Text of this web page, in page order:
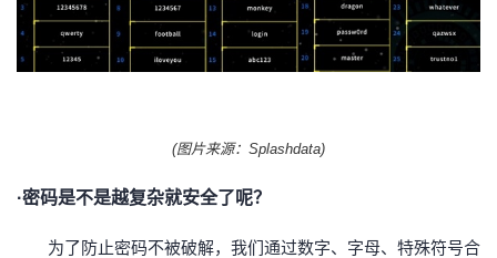
动
关
开
我
的
(图片来源：Splashdata)
·密码是不是越复杂就安全了呢？
为了防止密码不被破解，我们通过数字、字母、特殊符号合